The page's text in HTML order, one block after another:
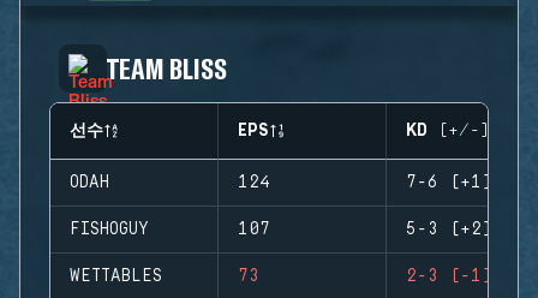
TEAM BLISS
선수 EPS KD (+/-)
ODAH 124 7-6 (+1)
FISHOGUY 107 5-3 (+2)
WETTABLES 73 2-3 (-1)